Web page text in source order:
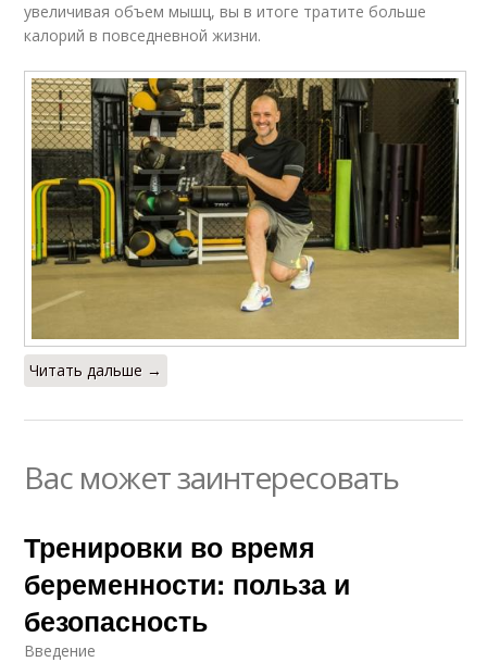
увеличивая объем мышц, вы в итоге тратите больше
калорий в повседневной жизни.
Читать дальше →
Вас может заинтересовать
Тренировки во время
беременности: польза и
безопасность
Введение